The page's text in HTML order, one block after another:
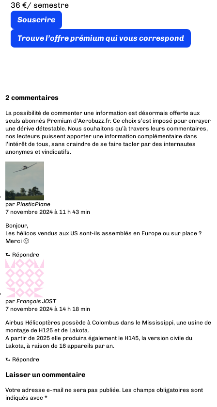
36 €/ semestre
Souscrire
Trouve l’offre prémium qui vous correspond
2 commentaires
La possibilité de commenter une information est désormais offerte aux
seuls abonnés Premium d’Aerobuzz.fr. Ce choix s’est imposé pour enrayer
une dérive détestable. Nous souhaitons qu’à travers leurs commentaires,
nos lecteurs puissent apporter une information complémentaire dans
l’intérêt de tous, sans craindre de se faire tacler par des internautes
anonymes et vindicatifs.
parPlasticPlane
7 novembre 2024 à 11 h 43 min
Bonjour,
Les hélicos vendus aux US sont-ils assemblés en Europe ou sur place ?
Merci 🙂
⮑ Répondre
parFrançois JOST
7 novembre 2024 à 14 h 18 min
Airbus Hélicoptères possède à Colombus dans le Mississippi, une usine de
montage de H125 et de Lakota.
A partir de 2025 elle produira également le H145, la version civile du
Lakota, à raison de 16 appareils par an.
⮑ Répondre
Laisser un commentaire
Votre adresse e-mail ne sera pas publiée. Les champs obligatoires sont
indiqués avec*